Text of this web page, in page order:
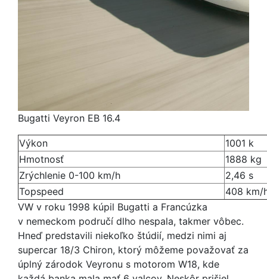
Bugatti Veyron EB 16.4
Výkon
1001 k
Hmotnosť
1888 kg
Zrýchlenie 0-100 km/h
2,46 s
Topspeed
408 km/
VW v roku 1998 kúpil Bugatti a Francúzka
v nemeckom područí dlho nespala, takmer vôbec.
Hneď predstavili niekoľko štúdií, medzi nimi aj
supercar 18/3 Chiron, ktorý môžeme považovať za
úplný zárodok Veyronu s motorom W18, kde